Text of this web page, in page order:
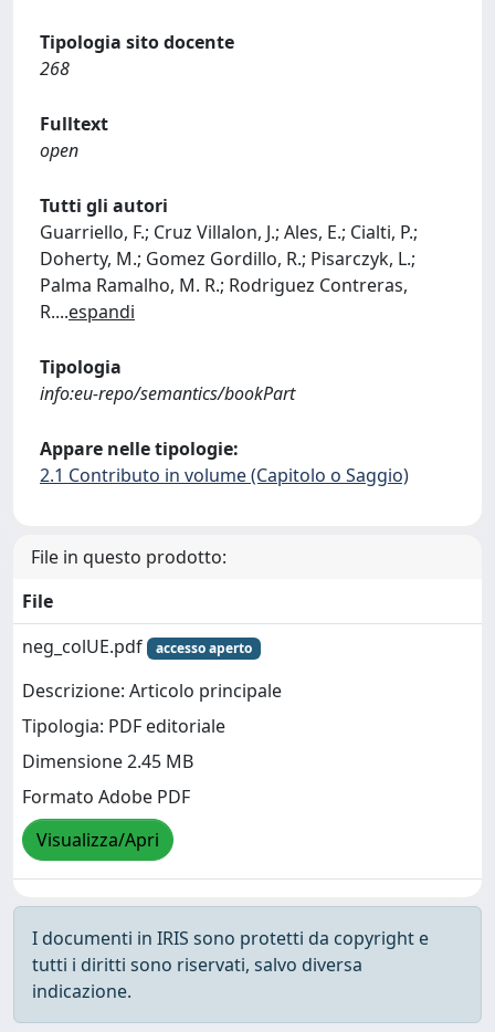
Tipologia sito docente
268
Fulltext
open
Tutti gli autori
Guarriello, F.; Cruz Villalon, J.; Ales, E.; Cialti, P.;
Doherty, M.; Gomez Gordillo, R.; Pisarczyk, L.;
Palma Ramalho, M. R.; Rodriguez Contreras,
R....espandi
Tipologia
info:eu-repo/semantics/bookPart
Appare nelle tipologie:
2.1 Contributo in volume (Capitolo o Saggio)
File in questo prodotto:
File
neg_colUE.pdf
accesso aperto
Descrizione: Articolo principale
Tipologia: PDF editoriale
Dimensione 2.45 MB
Formato Adobe PDF
Visualizza/Apri
I documenti in IRIS sono protetti da copyright e
tutti i diritti sono riservati, salvo diversa
indicazione.